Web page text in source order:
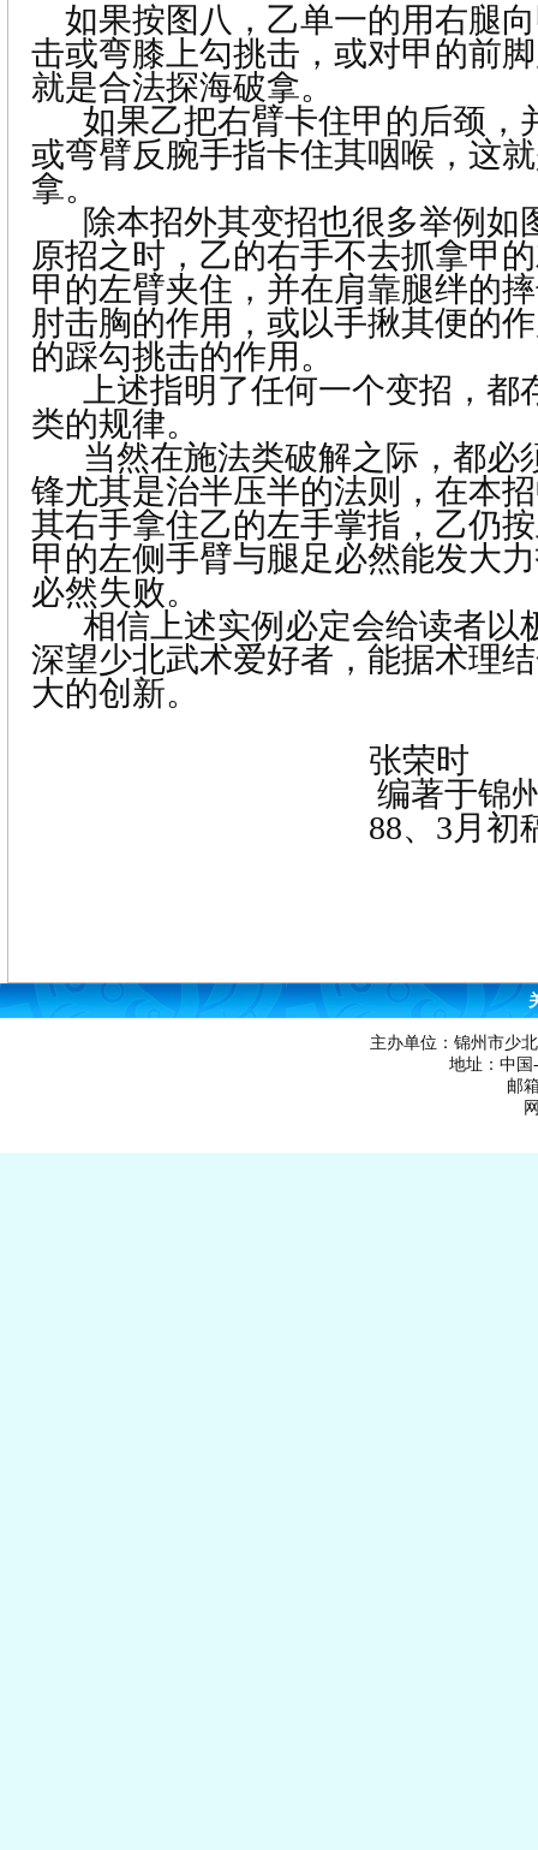
如果按图八，乙单一的用右腿
击或弯膝上勾挑击，或对甲的前
就是合法探海破拿。
如果乙把右臂卡住甲的后颈，
或弯臂反腕手指卡住其咽喉，这
拿。
除本招外其变招也很多举例如
原招之时，乙的右手不去抓拿甲
甲的左臂夹住，并在肩靠腿绊的
肘击胸的作用，或以手揪其便的
的踩勾挑击的作用。
上述指明了任何一个变招，都
类的规律。
当然在施法类破解之际，都必
锋尤其是治半压半的法则，在本
其右手拿住乙的左手掌指，乙仍
甲的左侧手臂与腿足必然能发大
必然失败。
相信上述实例必定会给读者以
深望少北武术爱好者，能据术理
大的创新。
张荣时
编著于锦
88、 3月初
主办单位：锦州市少
地址：中国
邮